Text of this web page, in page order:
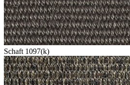
Schaft 1097(k)